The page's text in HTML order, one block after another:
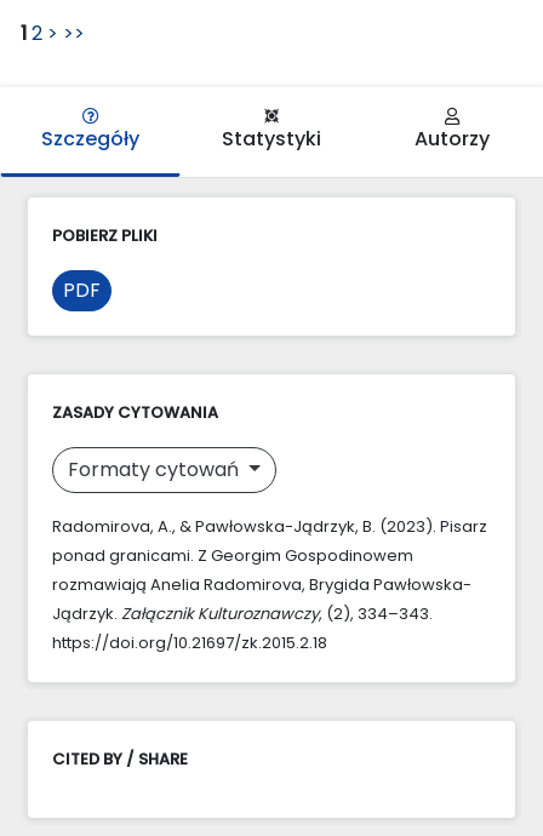
12 > >>
Szczegóły Statystyki Autorzy
POBIERZ PLIKI
PDF
ZASADY CYTOWANIA
Formaty cytowań
Radomirova, A., & Pawłowska-Jądrzyk, B. (2023). Pisarz
ponad granicami. Z Georgim Gospodinowem
rozmawiają Anelia Radomirova, Brygida Pawłowska-
Jądrzyk. Załącznik Kulturoznawczy, (2), 334–343.
https://doi.org/10.21697/zk.2015.2.18
CITED BY / SHARE